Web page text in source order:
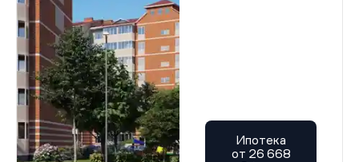
Ипотека
от 26 668